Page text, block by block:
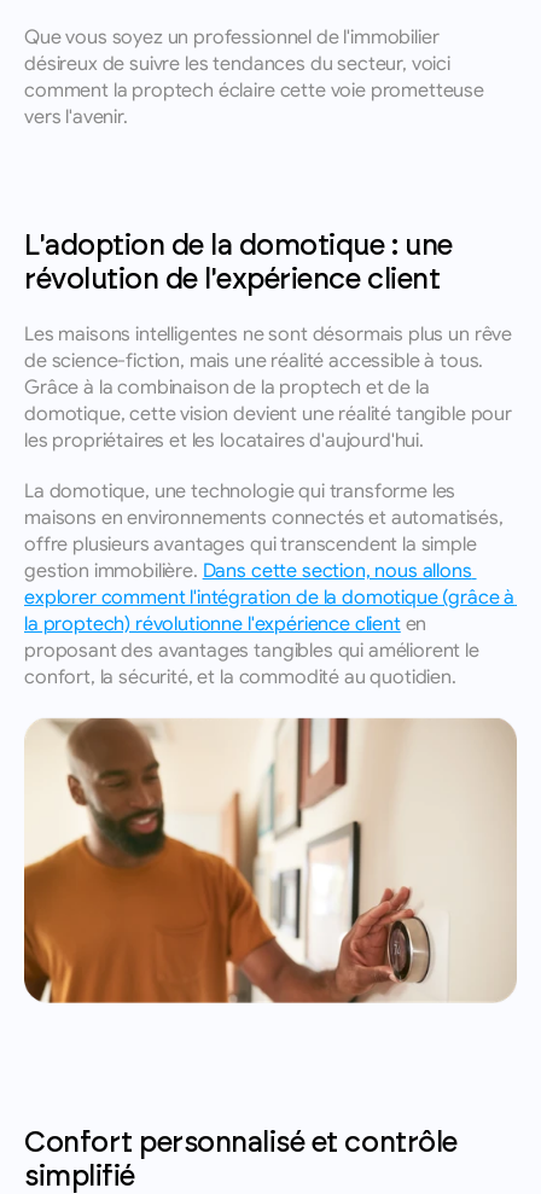
Que vous soyez un professionnel de l'immobilier
désireux de suivre les tendances du secteur, voici
comment la proptech éclaire cette voie prometteuse
vers l'avenir.
L'adoption de la domotique : une
révolution de l'expérience client
Les maisons intelligentes ne sont désormais plus un rêve
de science-fiction, mais une réalité accessible à tous.
Grâce à la combinaison de la proptech et de la
domotique, cette vision devient une réalité tangible pour
les propriétaires et les locataires d'aujourd'hui.
La domotique, une technologie qui transforme les
maisons en environnements connectés et automatisés,
offre plusieurs avantages qui transcendent la simple
gestion immobilière. Dans cette section, nous allons
explorer comment l'intégration de la domotique (grâce à
la proptech) révolutionne l'expérience client en
proposant des avantages tangibles qui améliorent le
confort, la sécurité, et la commodité au quotidien.
Confort personnalisé et contrôle
simplifié